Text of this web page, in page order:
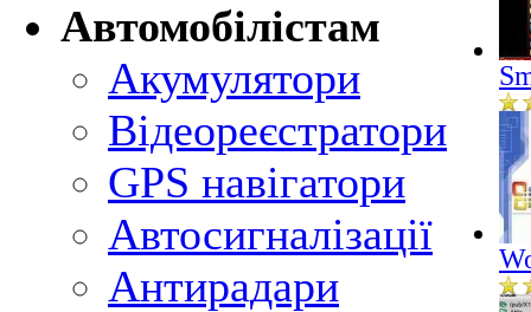
Автомобілістам
Акумулятори
Відеореєстратори
GPS навігатори
Автосигналізації
Антирадари